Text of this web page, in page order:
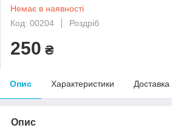
Немає в наявності
Код: 00204
Роздріб
250 ₴
Опис Характеристики Доставка
Опис